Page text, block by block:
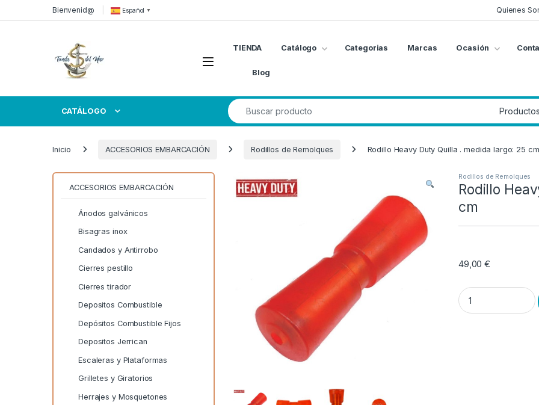
Skip to navigation
Skip to contentBienvenid@ Español ▼ Quienes
Open
TIENDA Catálogo Categorias Marcas Ocasión
Blog
CATÁLOGO
Search for:
Inicio ACCESORIOS EMBARCACIÓN Rodillos de Remolques Rodillo Heavy Duty Quilla . medida largo: 25 cm
Rodillos de Remolques
Rodillo
cm
49,00€
Rodillo Heavy Duty
ACCESORIOS EMBARCACIÓN
Ánodos galvánicos
Bisagras inox
Candados y Antirrobo
Cierres pestillo
Cierres tirador
Depositos Combustible
Depósitos Combustible Fijos
Depositos Jerrican
Escaleras y Plataformas
Grilletes y Giratorios
Herrajes y Mosquetones